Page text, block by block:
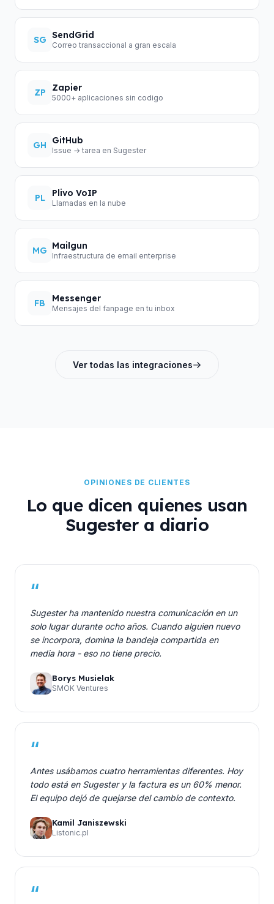
SG SendGrid
Correo transaccional a gran escala
ZP Zapier
5000+ aplicaciones sin codigo
GH GitHub
Issue → tarea en Sugester
PL Plivo VoIP
Llamadas en la nube
MG Mailgun
Infraestructura de email enterprise
FB Messenger
Mensajes del fanpage en tu inbox
Ver todas las integraciones
OPINIONES DE CLIENTES
Lo que dicen quienes usan
Sugester a diario
“
Sugester ha mantenido nuestra comunicación en un
solo lugar durante ocho años. Cuando alguien nuevo
se incorpora, domina la bandeja compartida en
media hora - eso no tiene precio.
Borys Musielak
SMOK Ventures
“
Antes usábamos cuatro herramientas diferentes. Hoy
todo está en Sugester y la factura es un 60% menor.
El equipo dejó de quejarse del cambio de contexto.
Kamil Janiszewski
Listonic.pl
“